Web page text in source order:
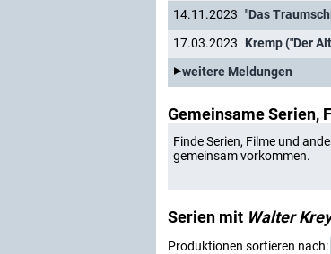
14.11.2023
17.03.2023
weitere Meldungen
Gemeinsame Serien,
Finde Serien, Filme und
gemeinsam vorkommen.
Serien mit Walter
Produktionen sortieren nach: